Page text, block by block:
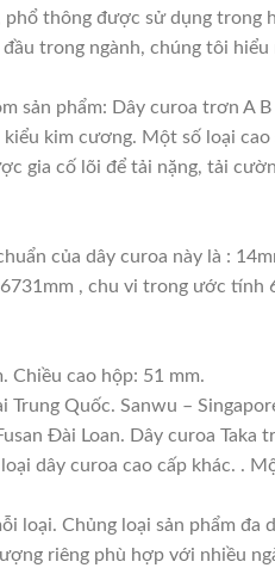
thông được sử dụng trong
trong ngành, chúng tôi
sản phẩm: Dây curoa trơn A B
kim cương. Một số loại
gia cố lõi để tải nặng, tải
của dây curoa này là :
, chu vi trong ước tính
Chiều cao hộp: 51 mm.
Quốc. Sanwu –
Đài Loan. Dây curoa Taka
dây curoa cao cấp khác. .
loại. Chủng loại sản phẩm đa
riêng phù hợp với nhiều